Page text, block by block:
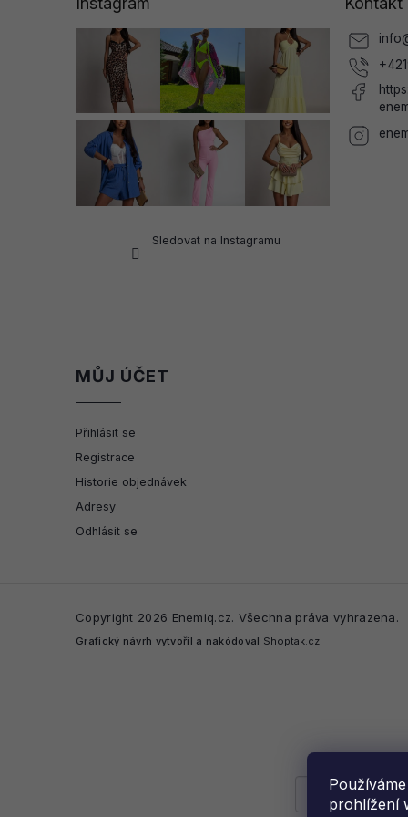
prohlížení
Sledovat na Instagramu
info
MŮJ ÚČET
Přihlásit se
Registrace
Historie objednávek
Adresy
Odhlásit se
Copyright 2026 Enemiq.cz. Všechna práva vyhrazena.
Grafický návrh vytvořil a nakódoval Shoptak.cz